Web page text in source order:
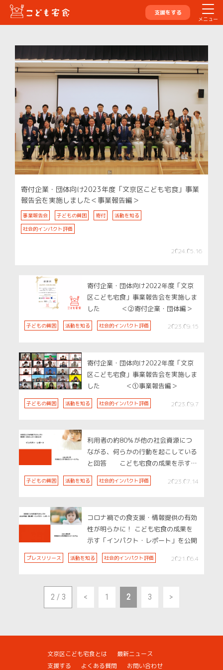
メニュー
支援をする
寄付企業・団体向け2023年度「文京区こども宅食」事業
報告会を実施しました＜事業報告編＞
事業報告会 子どもの貧困 寄付
活動を知る
社会的インパクト評価
2024.05.16
寄付企業・団体向け2022年度「文京
区こども宅食」事業報告会を実施しま
した ＜②寄付企業・団体編＞
子どもの貧困 活動を知る 社会的インパクト評価 2023.09.15
寄付企業・団体向け2022年度「文京
区こども宅食」事業報告会を実施しま
した ＜①事業報告編＞
子どもの貧困 活動を知る 社会的インパクト評価 2023.09.7
利用者の約80％が他の社会資源につ
ながる、何らかの行動を起こしている
と回答 こども宅食の成果を示す
「インパクト・レポート」を公開
子どもの貧困 活動を知る 社会的インパクト評価 2023.07.14
コロナ禍での食支援・情報提供の有効
性が明らかに！ こども宅食の成果を
示す「インパクト・レポート」を公開
プレスリリース 活動を知る 社会的インパクト評価 2021.06.4
2 / 3 < 1 2 3 >
文京区こども宅食とは
最新ニュース
支援する
よくある質問 お問い合わせ